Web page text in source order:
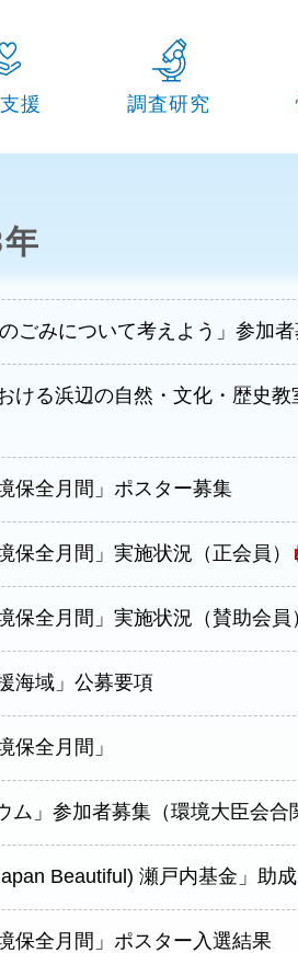
援
活動への⽀援
業
調査研究
主な研究・調査の実績
瀬⼾内
海ご
ごみについて考えよう」参加
ける浜辺の自然・文化・歴史教
保全月間」ポスター募集
保全月間」実施状況（正会員）
保全月間」実施状況（賛助会員
海域」公募要項
保全月間」
ム」参加者募集（環境大臣会合
Beautiful) 瀬戸内基金」助
保全月間」ポスター入選結果